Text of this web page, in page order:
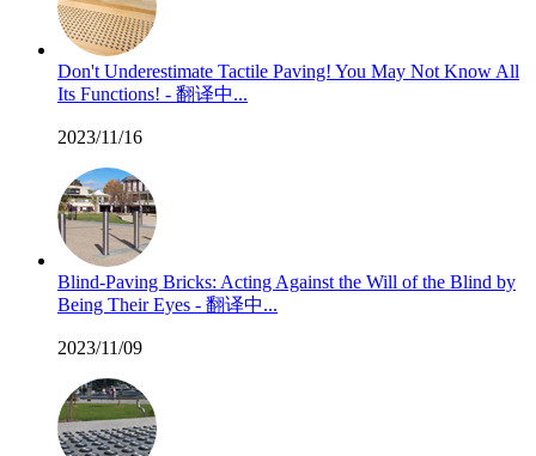
Don't Underestimate Tactile Paving! You May Not Know All
Its Functions! - 翻译中...
2023/11/16
Blind-Paving Bricks: Acting Against the Will of the Blind by
Being Their Eyes - 翻译中...
2023/11/09